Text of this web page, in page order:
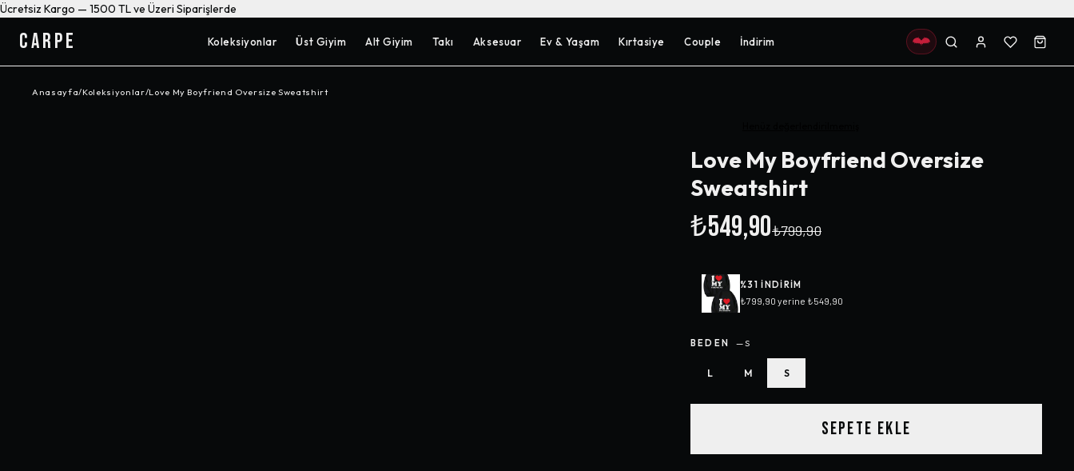
Ücretsiz Kargo — 1500 TL ve Üzeri Siparişlerde
CARPE Koleksiyonlar Üst Giyim Alt Giyim Takı Aksesuar Ev & Yaşam Kırtasiye Couple İndirim
Anasayfa/Koleksiyonlar/Love My Boyfriend Oversize Sweatshirt
Love My Boyfriend Oversize
Sweatshirt
₺549,90₺799,90
%31 INDIRIM
₺799,90 yerine ₺549,90
BEDEN —S
L M S
SEPETE EKLE